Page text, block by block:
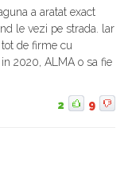
a aratat exact
le vezi pe strada. lar
de firme cu
2020, ALMA o sa fie
2 9